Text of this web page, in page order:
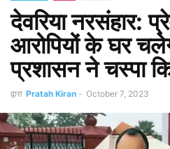
देवरिया नरसंहार:
आरोपियों के घर
प्रशासन ने चस्पा
द्वारा Pratah Kiran - October 7, 2023